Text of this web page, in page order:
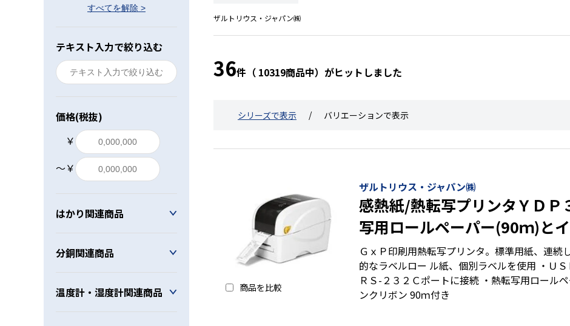
色々な計測器
レベル・勾配測定
オプション
すべてを解除 >
テキスト入力で絞り込む
価格(税抜)
￥
〜￥
はかり関連商品
分銅関連商品
温度計・湿度計関連商品
ザルトリウス・ジャパン㈱
36件（ 10319商品中）がヒットしました
シリーズで表示 バリエーションで表示
商品を比較
ザルトリウス・ジャパン㈱
感熱紙/熱転写プリンタＹＤＰ
写用ロールペーパー(90ｍ)と
ン(90ｍ)
ＧｘＰ印刷用熱転写プリンタ。標準用紙、連続
的なラベルロー ル紙、個別ラベルを使用 ・Ｕ
ＲＳ-２３２Ｃポートに接続 ・熱転写用ロール
ンクリボン 90ｍ付き